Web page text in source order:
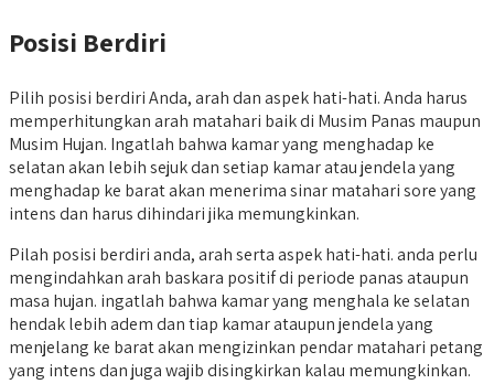
Posisi Berdiri
Pilih posisi berdiri Anda, arah dan aspek hati-hati. Anda harus
memperhitungkan arah matahari baik di Musim Panas maupun
Musim Hujan. Ingatlah bahwa kamar yang menghadap ke
selatan akan lebih sejuk dan setiap kamar atau jendela yang
menghadap ke barat akan menerima sinar matahari sore yang
intens dan harus dihindari jika memungkinkan.
Pilah posisi berdiri anda, arah serta aspek hati-hati. anda perlu
mengindahkan arah baskara positif di periode panas ataupun
masa hujan. ingatlah bahwa kamar yang menghala ke selatan
hendak lebih adem dan tiap kamar ataupun jendela yang
menjelang ke barat akan mengizinkan pendar matahari petang
yang intens dan juga wajib disingkirkan kalau memungkinkan.